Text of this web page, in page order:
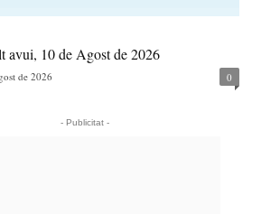
avui, 10 de Agost de 2026
de 2026 0
- Publicitat -